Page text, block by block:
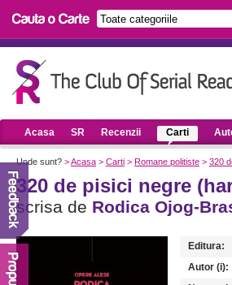
Acasa SR Recenzii Carti
Unde sunt? >Acasa > Carti > Romane politiste > 320
320 de pisici negre
scrisa de Rodica Ojog-
Editura:
Autor (i):